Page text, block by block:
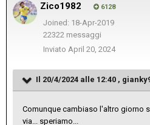
Zico1982 6128
Joined: 18-Apr-2019
22322 messaggi
Inviato April 20, 2024
Il 20/4/2024 alle 12:40 ,
Comunque cambiaso l'altro giorno
via... speriamo...